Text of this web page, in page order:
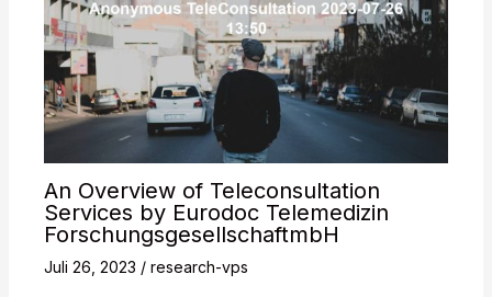
An Overview of Teleconsultation
Services by Eurodoc Telemedizin
ForschungsgesellschaftmbH
Juli 26, 2023 /research-vps